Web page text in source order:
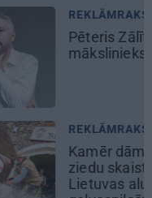
Esmu prāta
bauda miljoniem
kungi atklāj
tradīciju